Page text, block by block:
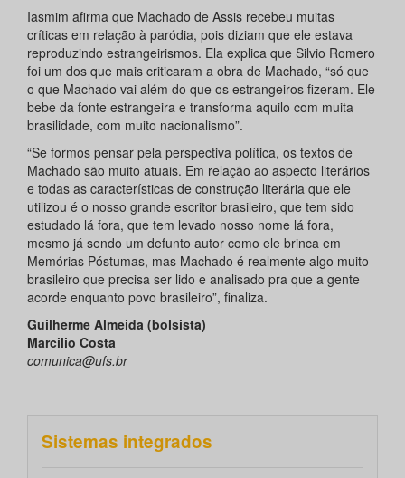
Iasmim afirma que Machado de Assis recebeu muitas
críticas em relação à paródia, pois diziam que ele estava
reproduzindo estrangeirismos. Ela explica que Silvio Romero
foi um dos que mais criticaram a obra de Machado, “só que
o que Machado vai além do que os estrangeiros fizeram. Ele
bebe da fonte estrangeira e transforma aquilo com muita
brasilidade, com muito nacionalismo”.
“Se formos pensar pela perspectiva política, os textos de
Machado são muito atuais. Em relação ao aspecto literários
e todas as características de construção literária que ele
utilizou é o nosso grande escritor brasileiro, que tem sido
estudado lá fora, que tem levado nosso nome lá fora,
mesmo já sendo um defunto autor como ele brinca em
Memórias Póstumas, mas Machado é realmente algo muito
brasileiro que precisa ser lido e analisado pra que a gente
acorde enquanto povo brasileiro”, finaliza.
Guilherme Almeida (bolsista)
Marcilio Costa
comunica@ufs.br
Sistemas integrados